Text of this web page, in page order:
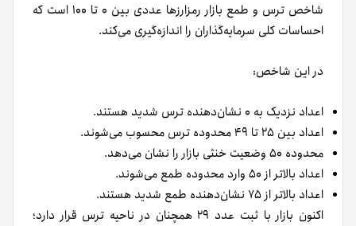
شاخص ترس و طمع بازار رمزارزها عددی بین ۰ تا ۱۰۰ است که
احساسات کلی سرمایه‌گذاران را اندازه‌گیری می‌کند.
در این شاخص:
اعداد نزدیک به ۰ نشان‌دهنده ترس شدید هستند.
اعداد بین ۲۵ تا ۴۹ محدوده ترس محسوب می‌شوند.
محدوده ۵۰ وضعیت خنثی بازار را نشان می‌دهد.
اعداد بالاتر از ۵۰ وارد محدوده طمع می‌شوند.
اعداد بالاتر از ۷۵ نشان‌دهنده طمع شدید هستند.
اکنون بازار با ثبت عدد ۲۹ همچنان در ناحیه ترس قرار دارد؛